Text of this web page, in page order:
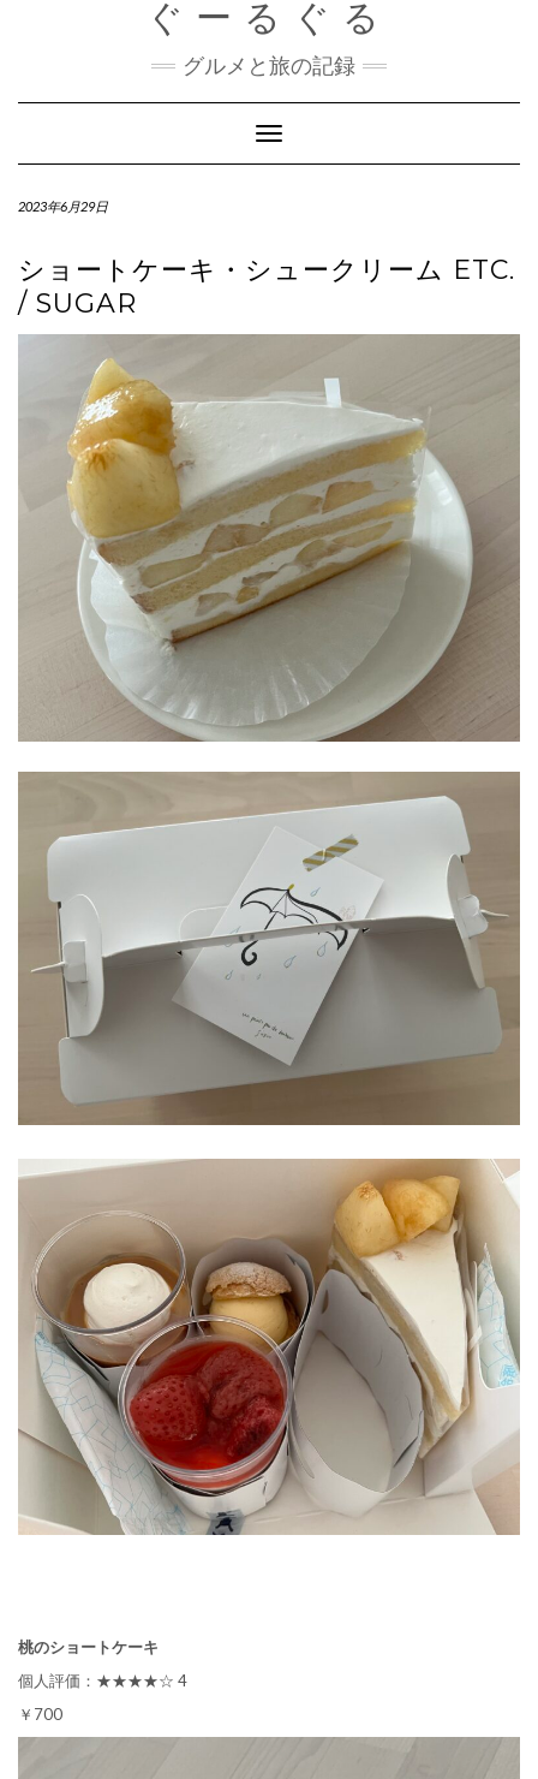
ぐーるぐる
グルメと旅の記録
Toggle
Navigation
2023年6月29日
ショートケーキ・シュークリーム ETC.
/ SUGAR
桃のショートケーキ
個人評価：★★★★☆ 4
￥700